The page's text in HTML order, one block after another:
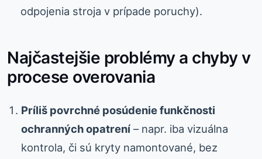
odpojenia stroja v prípade poruchy).
Najčastejšie problémy a chyby v
procese overovania
Príliš povrchné posúdenie funkčnosti
ochranných opatrení – napr. iba vizuálna
kontrola, či sú kryty namontované, bez